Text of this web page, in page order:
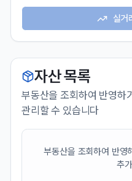
실거
자산 목록
부동산을 조회하여 반영하
관리할 수 있습니다
부동산을 조회하여 반영
추